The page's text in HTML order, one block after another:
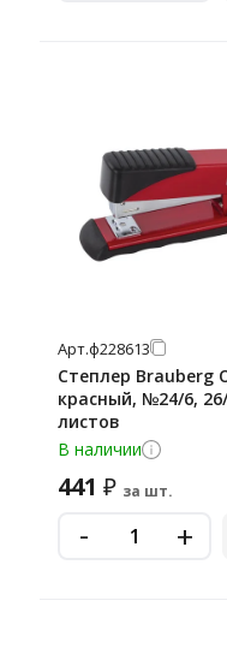
Арт.ф228613
Степлер Brauberg
красный, №24/6,
листов
В наличии
441 ₽ за шт.
- +